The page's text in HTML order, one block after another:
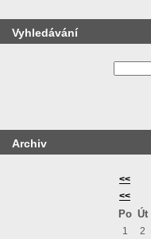
Vyhledávání
Archiv
<<
<<
Po Út
1 2